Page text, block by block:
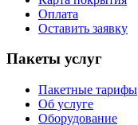
Оплата
Оставить заявку
Пакеты услуг
Пакетные тарифы
Об услуге
Оборудование